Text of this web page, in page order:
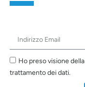
Ho preso visione
trattamento dei dati.